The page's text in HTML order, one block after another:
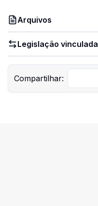
Arquivos
Legislação vinculada
Compartilhar: